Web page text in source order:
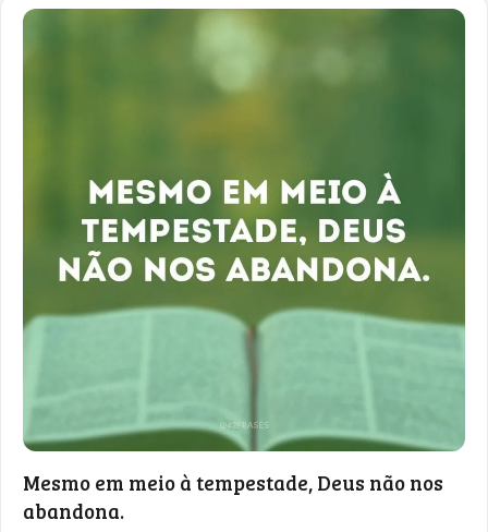
Mesmo em meio à tempestade, Deus não nos
abandona.